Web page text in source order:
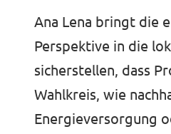
Ana Lena bringt die
Perspektive in die
sicherstellen, dass
Wahlkreis, wie
Energieversorgung